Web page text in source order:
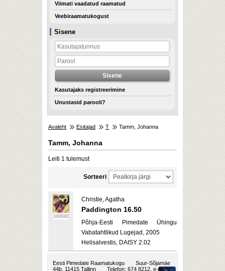
Sisene
Kasutajaks registreerimine
Unustasid parooli?
Viimati vaadatud raamatud
Veebiraamatukogust
Avaleht Esitajad T Tamm, Johanna
Tamm, Johanna
Leiti 1 tulemust
Sorteeri
Christie, Agatha
Paddington 16.50
Põhja-Eesti Pimedate Ühingu
Vabatahtlikud Lugejad, 2005
Helisalvestis, DAISY 2.02
Eesti Pimedate Raamatukogu
Suur-Sõjamäe
44b, 11415 Tallinn
Telefon: 674 8212, e-post: